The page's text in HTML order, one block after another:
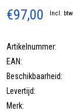
€97,00 Incl. btw
Artikelnummer:
EAN:
Beschikbaarheid:
Levertijd:
Merk: